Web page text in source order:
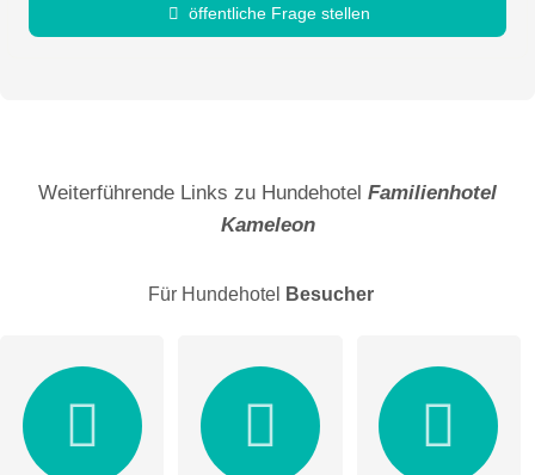
öffentliche Frage stellen
Weiterführende Links zu Hundehotel Familienhotel
Kameleon
Für Hundehotel Besucher